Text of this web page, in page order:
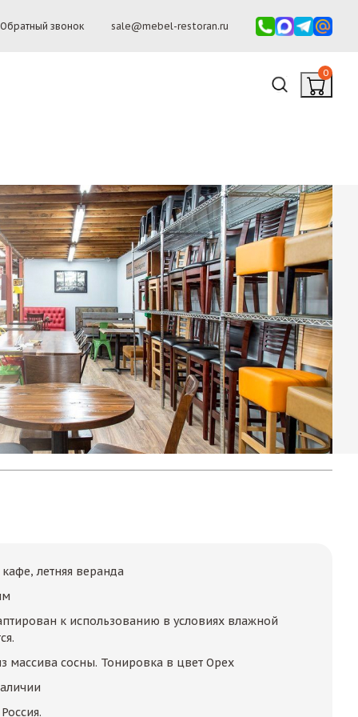
Обратный звонок sale@mebel-restoran.ru
0
летняя веранда
к использованию в условиях влажной
массива сосны. Тонировка в цвет Орех